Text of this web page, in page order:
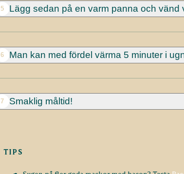
5 Lägg sedan på en varm panna och vänd
6 Man kan med fördel värma 5 minuter i
7 Smaklig måltid!
TIPS